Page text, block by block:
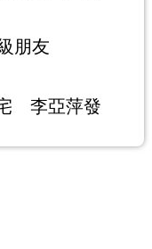
朋友
李亞萍發